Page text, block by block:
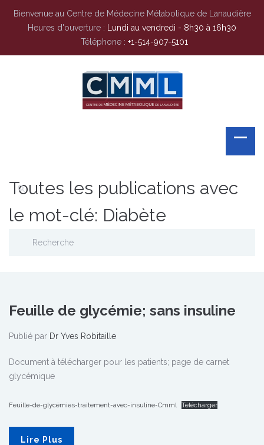
Bienvenue au Centre de Médecine Métabolique de Lanaudière
Heures d'ouverture :
Lundi au vendredi - 8h30 à 16h30
Téléphone : +1-514-907-5101
Toutes les publications avec
le mot-clé: Diabète
Feuille de glycémie; sans insuline
Publié par Dr Yves Robitaille
Document à télécharger pour les patients; page de carnet
glycémique
Feuille-de-glycémies-traitement-avec-insuline-Cmml Télécharger
Lire Plus